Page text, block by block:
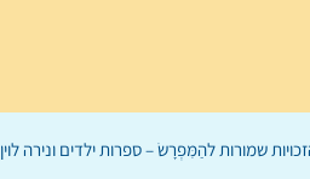
הַמִּפְרָשׂ – ספרות ילדים ונירה לוין